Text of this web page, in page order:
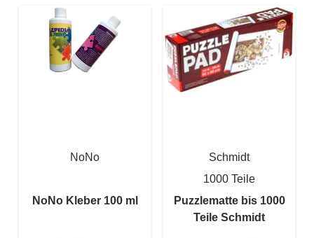
NoNo
NoNo Kleber 100 ml
Schmidt
1000 Teile
Puzzlematte bis 1000
Teile Schmidt